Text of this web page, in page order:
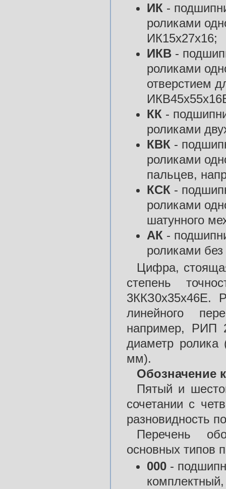
ИК -
роликами
ИК15х27х16;
ИКВ -
роликами
отверстием
КК -
роликами
КВК -
роликами
пальцев,
КСК -
роликами
шатунного
АК -
роликами
Цифра,
степень
3ККЗ0х35х46Е.
линейного
например, РИП
диаметр
мм).
Обозначение
Пятый и
сочетании с
разновидность
Перечень
основных типов
000 -